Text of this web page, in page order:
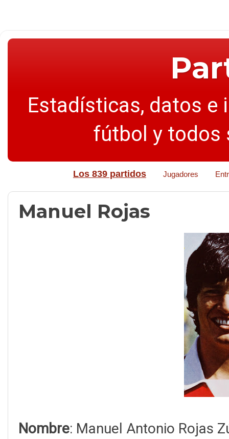
Estadísticas, datos e
fútbol y todos
Los 839 partidos Jugadores
Manuel Rojas
Nombre: Manuel Antonio Rojas